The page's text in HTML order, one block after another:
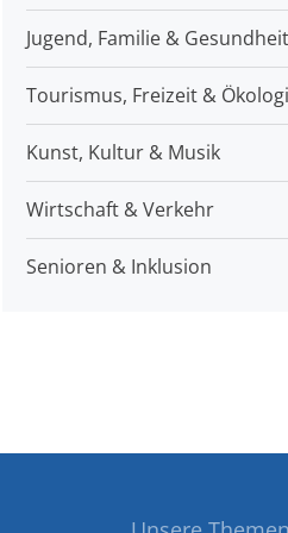
Jugend, Familie & Gesundheit
Tourismus, Freizeit &
Kunst, Kultur & Musik
Wirtschaft & Verkehr
Senioren & Inklusion